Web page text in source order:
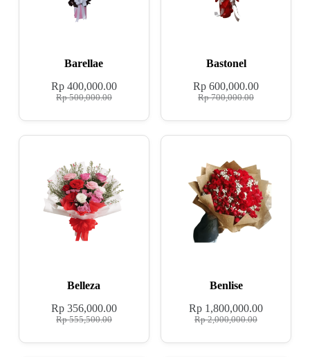
Barellae
Rp500,000.00
Rp400,000.00
Bastonel
Rp700,000.00
Rp 600,000.00
Belleza
Rp555,500.00
Rp356,000.00
Benlise
Rp2,000,000.00
Rp 1,800,000.00